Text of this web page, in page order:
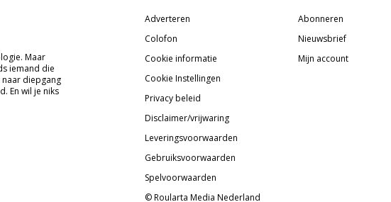
Maar
iemand die
naar diepgang
En wil je niks
Adverteren
Colofon
Cookie informatie
Cookie Instellingen
Privacy beleid
Disclaimer/vrijwaring
Leveringsvoorwaarden
Gebruiksvoorwaarden
Spelvoorwaarden
© Roularta Media Nederland
Abonneren
Nieuwsbrief
Mijn account